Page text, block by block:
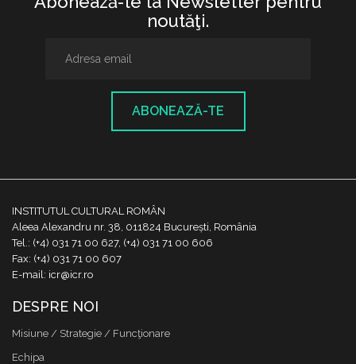
noutăţi.
ABONEAZĂ-TE
INSTITUTUL CULTURAL ROMÂN
Aleea Alexandru nr. 38, 011824 București, România
Tel.: (+4) 031 71 00 627, (+4) 031 71 00 606
Fax: (+4) 031 71 00 607
E-mail: icr@icr.ro
DESPRE NOI
Misiune / Strategie / Funcţionare
Echipa